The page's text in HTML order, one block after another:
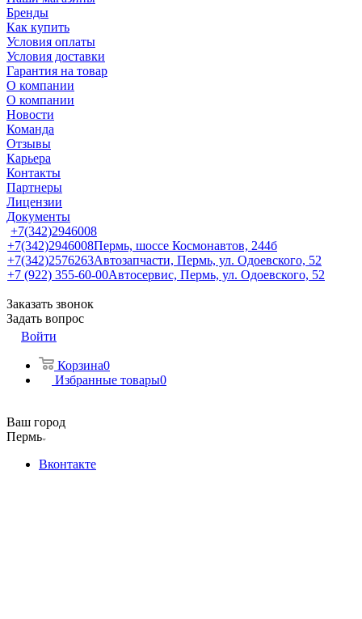
Бренды
Как купить
Условия оплаты
Условия доставки
Гарантия на товар
О компании
О компании
Новости
Команда
Отзывы
Карьера
Контакты
Партнеры
Лицензии
Документы
+7(342)2946008
+7(342)2946008Пермь, шоссе Космонавтов, 244б
+7(342)2576263Автозапчасти, Пермь, ул. Одоевского, 52
+7 (922) 355-60-00Автосервис, Пермь, ул. Одоевского, 52
Заказать звонок
Задать вопрос
Войти
Корзина0
Избранные товары0
Ваш город
Пермь
Вконтакте